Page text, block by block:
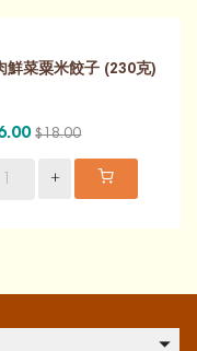
鮮菜粟米餃子 (230克)
$18.00
+